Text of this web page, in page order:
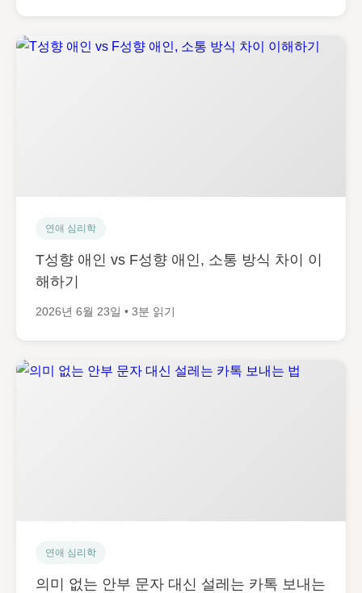
연애 심리학
T성향 애인 vs F성향 애인, 소통 방식 차이 이
해하기
2026년 6월 23일 • 3분 읽기
연애 심리학
의미 없는 안부 문자 대신 설레는 카톡 보내는